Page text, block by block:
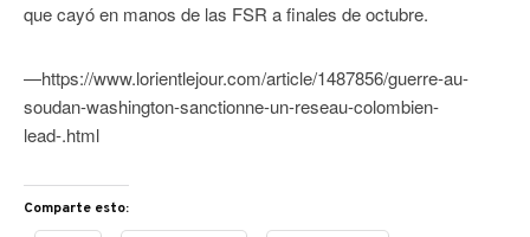
que cayó en manos de las FSR a finales de octubre.
—https://www.lorientlejour.com/article/1487856/guerre-au-
soudan-washington-sanctionne-un-reseau-colombien-
lead-.html
Comparte esto: